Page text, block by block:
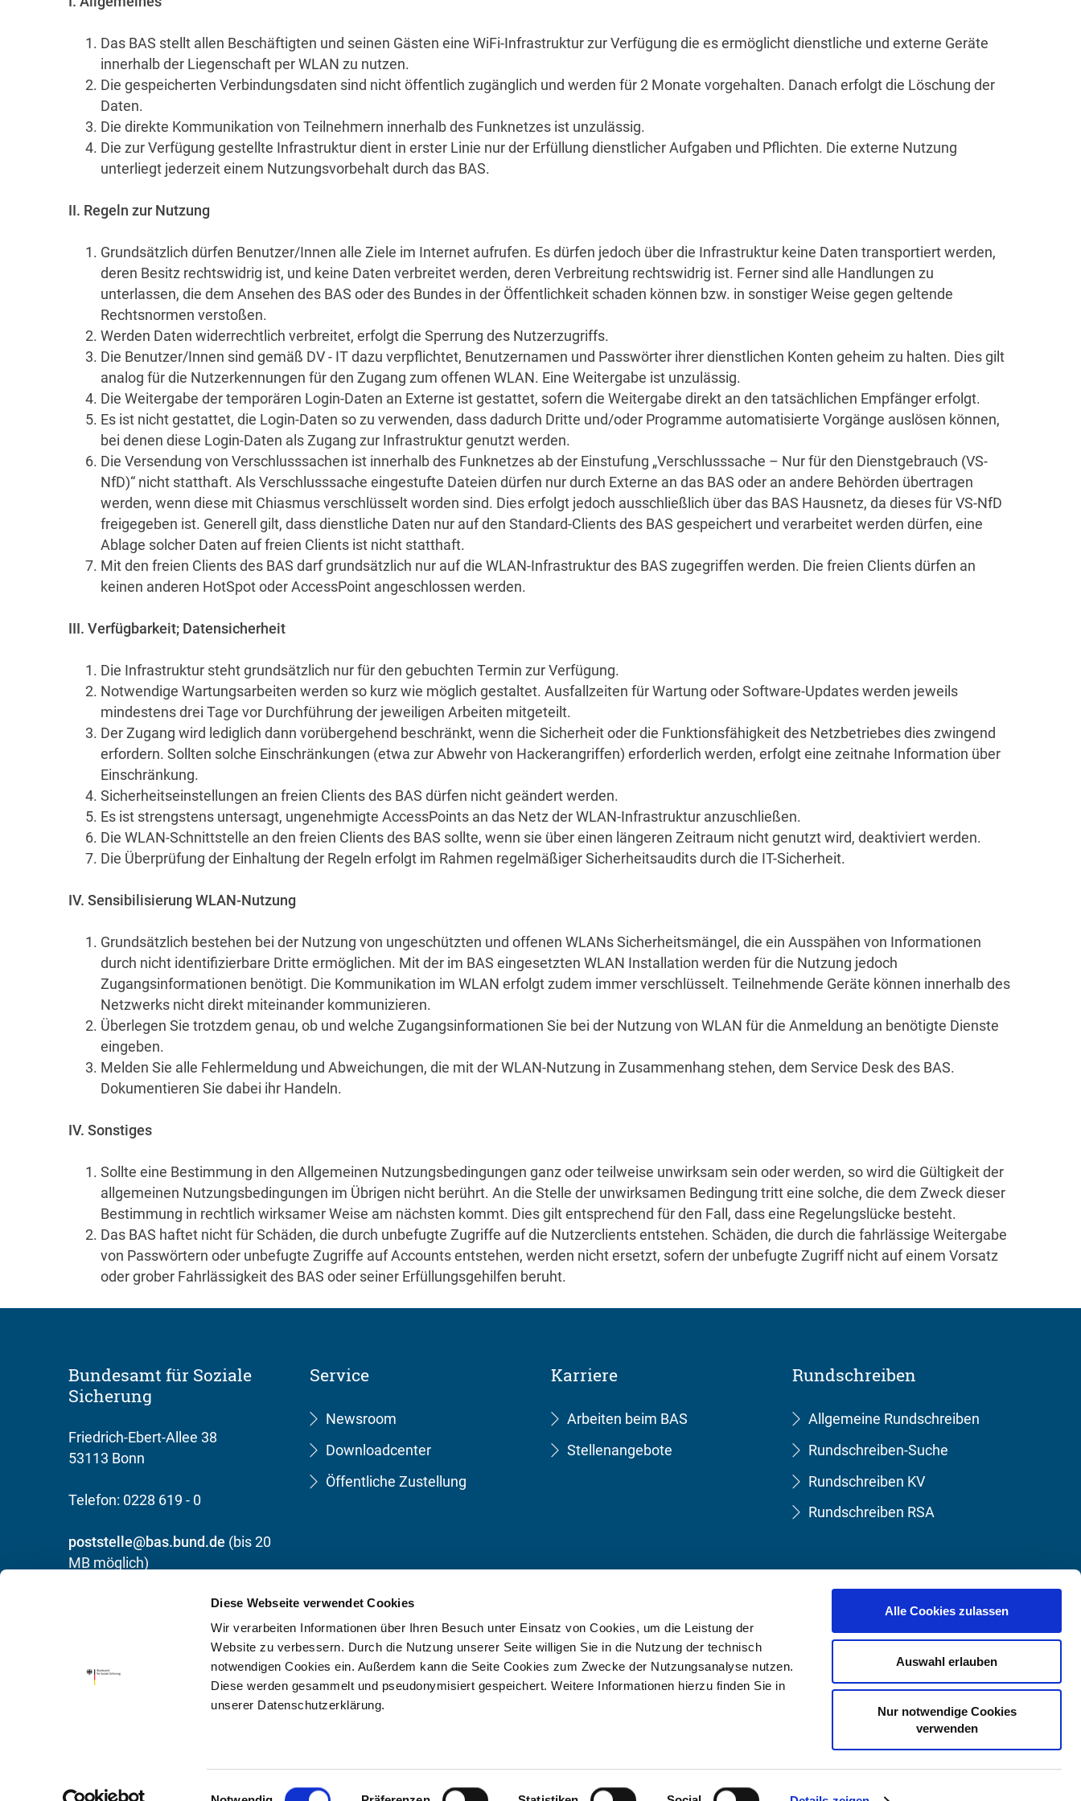
Diese Webseite verwendet Cookies
Wir verarbeiten Informationen über Ihren Besuch unter Einsatz von Cookies, um die Leistung der
Website zu verbessern. Durch die Nutzung unserer Seite willigen Sie in die Nutzung der technisch
notwendigen Cookies ein. Außerdem kann die Seite Cookies zum Zwecke der Nutzungsanalyse nutzen.
Diese werden gesammelt und pseudonymisiert gespeichert. Weitere Informationen hierzu finden Sie in
unserer Datenschutzerklärung.
Einwilligungsauswahl
Alle Cookies zulassen
Auswahl erlauben
Nur notwendige Cookies
verwenden
Das BAS stellt allen Beschäftigten und seinen Gästen eine WiFi-Infrastruktur zur Verfügung die es ermöglicht dienstliche und externe Geräte
innerhalb der Liegenschaft per WLAN zu nutzen.
Die gespeicherten Verbindungsdaten sind nicht öffentlich zugänglich und werden für 2 Monate vorgehalten. Danach erfolgt die Löschung der
Daten.
Die direkte Kommunikation von Teilnehmern innerhalb des Funknetzes ist unzulässig.
Die zur Verfügung gestellte Infrastruktur dient in erster Linie nur der Erfüllung dienstlicher Aufgaben und Pflichten. Die externe Nutzung
unterliegt jederzeit einem Nutzungsvorbehalt durch das BAS.
II. Regeln zur Nutzung
Grundsätzlich dürfen Benutzer/Innen alle Ziele im Internet aufrufen. Es dürfen jedoch über die Infrastruktur keine Daten transportiert werden,
deren Besitz rechtswidrig ist, und keine Daten verbreitet werden, deren Verbreitung rechtswidrig ist. Ferner sind alle Handlungen zu
unterlassen, die dem Ansehen des BAS oder des Bundes in der Öffentlichkeit schaden können bzw. in sonstiger Weise gegen geltende
Rechtsnormen verstoßen.
Werden Daten widerrechtlich verbreitet, erfolgt die Sperrung des Nutzerzugriffs.
Die Benutzer/Innen sind gemäß DV - IT dazu verpflichtet, Benutzernamen und Passwörter ihrer dienstlichen Konten geheim zu halten. Dies gilt
analog für die Nutzerkennungen für den Zugang zum offenen WLAN. Eine Weitergabe ist unzulässig.
Die Weitergabe der temporären Login-Daten an Externe ist gestattet, sofern die Weitergabe direkt an den tatsächlichen Empfänger erfolgt.
Es ist nicht gestattet, die Login-Daten so zu verwenden, dass dadurch Dritte und/oder Programme automatisierte Vorgänge auslösen können,
bei denen diese Login-Daten als Zugang zur Infrastruktur genutzt werden.
Die Versendung von Verschlusssachen ist innerhalb des Funknetzes ab der Einstufung „Verschlusssache – Nur für den Dienstgebrauch (VS-
NfD)“ nicht statthaft. Als Verschlusssache eingestufte Dateien dürfen nur durch Externe an das BAS oder an andere Behörden übertragen
werden, wenn diese mit Chiasmus verschlüsselt worden sind. Dies erfolgt jedoch ausschließlich über das BAS Hausnetz, da dieses für VS-NfD
freigegeben ist. Generell gilt, dass dienstliche Daten nur auf den Standard-Clients des BAS gespeichert und verarbeitet werden dürfen, eine
Ablage solcher Daten auf freien Clients ist nicht statthaft.
Mit den freien Clients des BAS darf grundsätzlich nur auf die WLAN-Infrastruktur des BAS zugegriffen werden. Die freien Clients dürfen an
keinen anderen HotSpot oder AccessPoint angeschlossen werden.
III. Verfügbarkeit; Datensicherheit
Die Infrastruktur steht grundsätzlich nur für den gebuchten Termin zur Verfügung.
Notwendige Wartungsarbeiten werden so kurz wie möglich gestaltet. Ausfallzeiten für Wartung oder Software-Updates werden jeweils
mindestens drei Tage vor Durchführung der jeweiligen Arbeiten mitgeteilt.
Der Zugang wird lediglich dann vorübergehend beschränkt, wenn die Sicherheit oder die Funktionsfähigkeit des Netzbetriebes dies zwingend
erfordern. Sollten solche Einschränkungen (etwa zur Abwehr von Hackerangriffen) erforderlich werden, erfolgt eine zeitnahe Information über
Einschränkung.
Sicherheitseinstellungen an freien Clients des BAS dürfen nicht geändert werden.
Es ist strengstens untersagt, ungenehmigte AccessPoints an das Netz der WLAN-Infrastruktur anzuschließen.
Die WLAN-Schnittstelle an den freien Clients des BAS sollte, wenn sie über einen längeren Zeitraum nicht genutzt wird, deaktiviert werden.
Die Überprüfung der Einhaltung der Regeln erfolgt im Rahmen regelmäßiger Sicherheitsaudits durch die IT-Sicherheit.
IV. Sensibilisierung WLAN-Nutzung
Grundsätzlich bestehen bei der Nutzung von ungeschützten und offenen WLANs Sicherheitsmängel, die ein Ausspähen von Informationen
durch nicht identifizierbare Dritte ermöglichen. Mit der im BAS eingesetzten WLAN Installation werden für die Nutzung jedoch
Zugangsinformationen benötigt. Die Kommunikation im WLAN erfolgt zudem immer verschlüsselt. Teilnehmende Geräte können innerhalb des
Netzwerks nicht direkt miteinander kommunizieren.
Überlegen Sie trotzdem genau, ob und welche Zugangsinformationen Sie bei der Nutzung von WLAN für die Anmeldung an benötigte Dienste
eingeben.
Melden Sie alle Fehlermeldung und Abweichungen, die mit der WLAN-Nutzung in Zusammenhang stehen, dem Service Desk des BAS.
Dokumentieren Sie dabei ihr Handeln.
IV. Sonstiges
Sollte eine Bestimmung in den Allgemeinen Nutzungsbedingungen ganz oder teilweise unwirksam sein oder werden, so wird die Gültigkeit der
allgemeinen Nutzungsbedingungen im Übrigen nicht berührt. An die Stelle der unwirksamen Bedingung tritt eine solche, die dem Zweck dieser
Bestimmung in rechtlich wirksamer Weise am nächsten kommt. Dies gilt entsprechend für den Fall, dass eine Regelungslücke besteht.
Das BAS haftet nicht für Schäden, die durch unbefugte Zugriffe auf die Nutzerclients entstehen. Schäden, die durch die fahrlässige Weitergabe
von Passwörtern oder unbefugte Zugriffe auf Accounts entstehen, werden nicht ersetzt, sofern der unbefugte Zugriff nicht auf einem Vorsatz
oder grober Fahrlässigkeit des BAS oder seiner Erfüllungsgehilfen beruht.
Bundesamt für Soziale
Sicherung
Friedrich-Ebert-Allee 38
53113 Bonn
Telefon: 0228 619 - 0
poststelle@bas.bund.de (bis 20
MB möglich)
Umsatzsteuer-ID: DE 450 832 239
Ausgezeichnet mit dem Titel
"Recyclingpapierfreundliche
Bundesbehörde"
Service
Newsroom
Downloadcenter
Öffentliche Zustellung
Karriere
Arbeiten beim BAS
Stellenangebote
Rundschreiben
Allgemeine Rundschreiben
Rundschreiben-Suche
Rundschreiben KV
Rundschreiben RSA